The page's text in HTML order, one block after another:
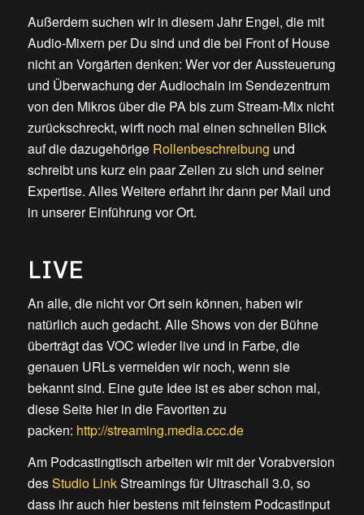
Außerdem suchen wir in diesem Jahr Engel, die mit
Audio-Mixern per Du sind und die bei Front of House
nicht an Vorgärten denken: Wer vor der Aussteuerung
und Überwachung der Audiochain im Sendezentrum
von den Mikros über die PA bis zum Stream-Mix nicht
zurückschreckt, wirft noch mal einen schnellen Blick
auf die dazugehörige Rollenbeschreibung und
schreibt uns kurz ein paar Zeilen zu sich und seiner
Expertise. Alles Weitere erfahrt ihr dann per Mail und
in unserer Einführung vor Ort.
LIVE
An alle, die nicht vor Ort sein können, haben wir
natürlich auch gedacht. Alle Shows von der Bühne
überträgt das VOC wieder live und in Farbe, die
genauen URLs vermelden wir noch, wenn sie
bekannt sind. Eine gute Idee ist es aber schon mal,
diese Seite hier in die Favoriten zu
packen: http://streaming.media.ccc.de
Am Podcastingtisch arbeiten wir mit der Vorabversion
desStudio LinkStreamings für Ultraschall 3.0, so
dass ihr auch hier bestens mit feinstem Podcastinput